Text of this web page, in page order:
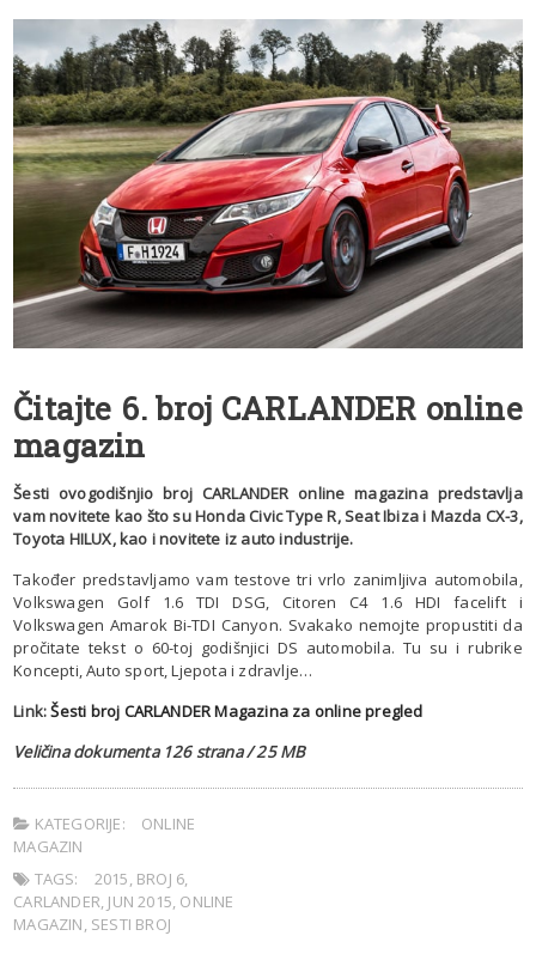
Čitajte 6. broj CARLANDER online
magazin
Šesti ovogodišnjio broj CARLANDER online magazina predstavlja
vam novitete kao što su Honda Civic Type R, Seat Ibiza i Mazda CX-3,
Toyota HILUX, kao i novitete iz auto industrije.
Također predstavljamo vam testove tri vrlo zanimljiva automobila,
Volkswagen Golf 1.6 TDI DSG, Citoren C4 1.6 HDI facelift i
Volkswagen Amarok Bi-TDI Canyon. Svakako nemojte propustiti da
pročitate tekst o 60-toj godišnjici DS automobila. Tu su i rubrike
Koncepti, Auto sport, Ljepota i zdravlje…
Link:Šesti broj CARLANDER Magazina za online pregled
Veličina dokumenta 126 strana / 25 MB
KATEGORIJE:
ONLINE
MAGAZIN
TAGS:
2015 BROJ 6
CARLANDER JUN 2015 ONLINE
MAGAZIN SESTI BROJ